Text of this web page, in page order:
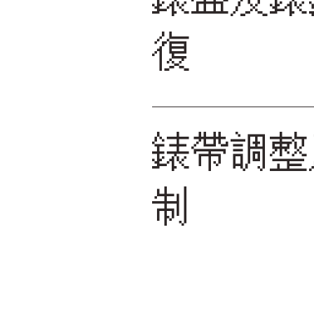
復
錶帶調
制